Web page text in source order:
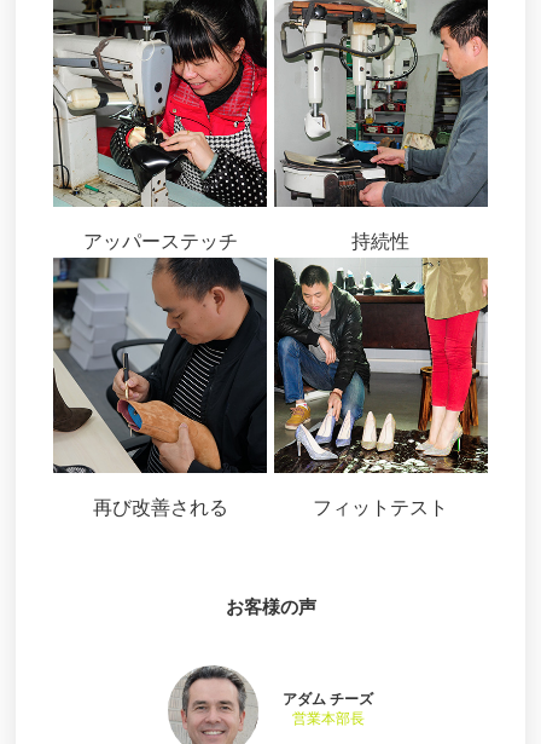
アッパーステッチ 持続性
再び改善される フィットテスト
お客様の声
アダム チーズ
営業本部長